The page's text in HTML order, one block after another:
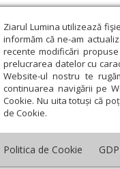
Ziarul Lumina utilizează
informăm că ne-am
recente modificări
prelucrarea datelor cu
Website-ul nostru te
continuarea navigării pe
Cookie. Nu uita totuși că
de Cookie.
Politica de Cookie
religioasă
Mesaje și cuvântări
religioasă › Știri › A